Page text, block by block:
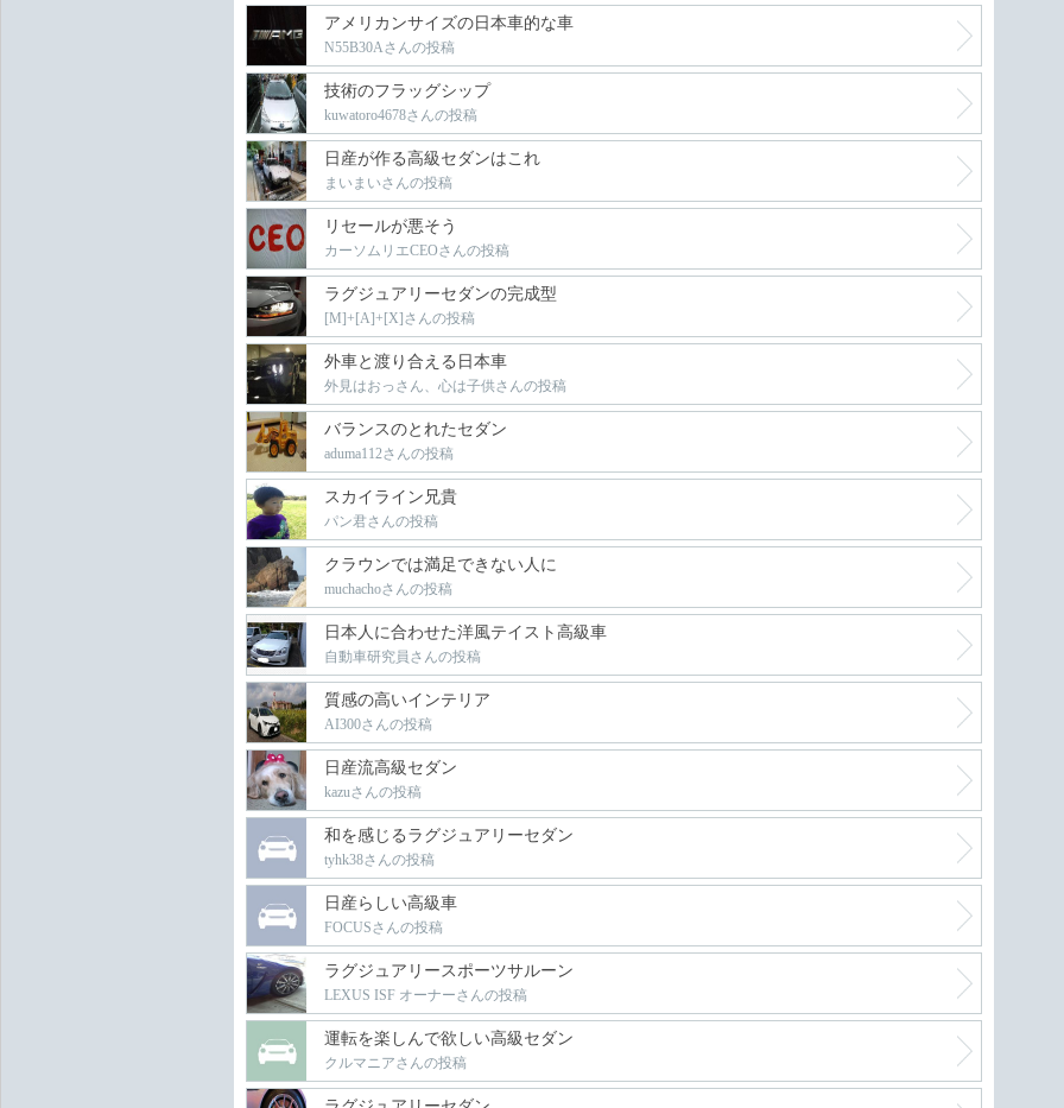
アメリカンサイズの日本車的な車
N55B30Aさんの投稿
技術のフラッグシップ
kuwatoro4678さんの投稿
日産が作る高級セダンはこれ
まいまいさんの投稿
リセールが悪そう
カーソムリエCEOさんの投稿
ラグジュアリーセダンの完成型
[M]+[A]+[X]さんの投稿
外車と渡り合える日本車
外見はおっさん、心は子供さんの投稿
バランスのとれたセダン
aduma112さんの投稿
スカイライン兄貴
パン君さんの投稿
クラウンでは満足できない人に
muchachoさんの投稿
日本人に合わせた洋風テイスト高級車
自動車研究員さんの投稿
質感の高いインテリア
AI300さんの投稿
日産流高級セダン
kazuさんの投稿
和を感じるラグジュアリーセダン
tyhk38さんの投稿
日産らしい高級車
FOCUSさんの投稿
ラグジュアリースポーツサルーン
LEXUS ISF オーナーさんの投稿
運転を楽しんで欲しい高級セダン
クルマニアさんの投稿